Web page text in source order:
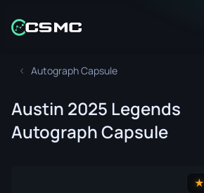
Autograph Capsule
Austin 2025 Legends
Autograph Capsule
★